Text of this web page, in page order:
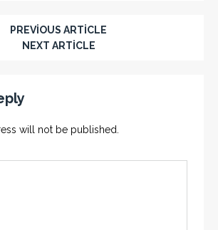
PREVIOUS ARTICLE
NEXT ARTICLE
will not be published.